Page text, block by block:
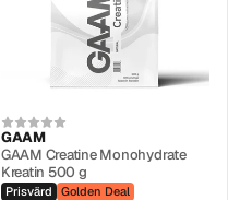
GAAM
GAAM Creatine Monohydrate
Kreatin 500 g
Prisvärd Golden Deal